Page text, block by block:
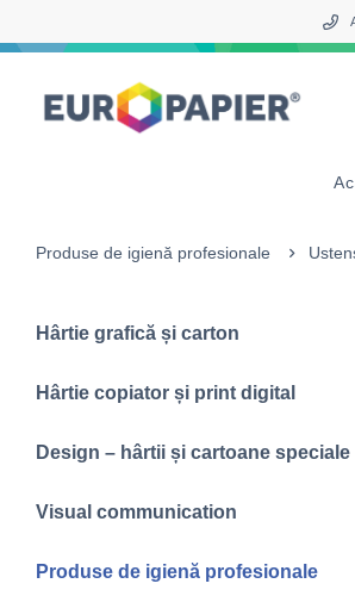
Produse de igienă profesionale
Hârtie grafică și carton
Hârtie copiator și print digital
Design – hârtii și cartoane speciale
Visual communication
Produse de igienă profesionale